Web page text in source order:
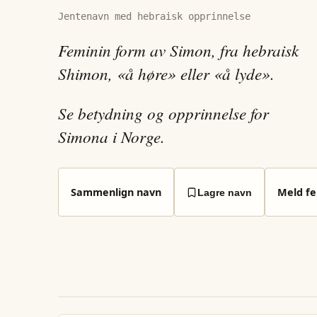
Jentenavn med hebraisk opprinnelse
Feminin form av Simon, fra hebraisk
Shimon, «å høre» eller «å lyde».
Se betydning og opprinnelse for
Simona i Norge.
Sammenlign navn Lagre navn Meld